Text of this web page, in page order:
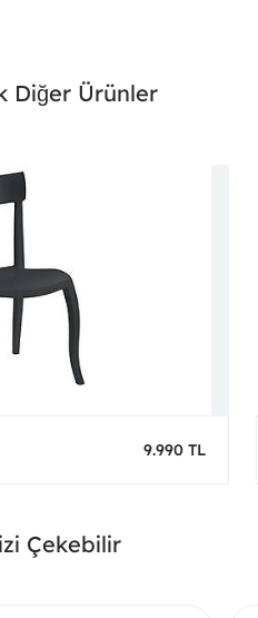
Diğer Ürünler
9.990 TL
Çekebilir